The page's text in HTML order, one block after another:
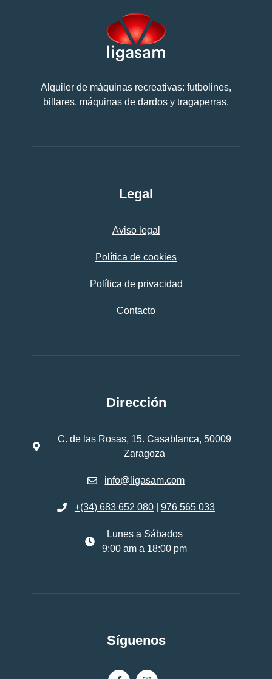
Alquiler de máquinas recreativas: futbolines,
billares, máquinas de dardos y tragaperras.
Legal
Aviso legal
Política de cookies
Política de privacidad
Contacto
Dirección
C. de las Rosas, 15. Casablanca, 50009
Zaragoza
info@ligasam.com
+(34) 683 652 080| 976 565 033
Lunes a Sábados
9:00 am a 18:00 pm
Síguenos